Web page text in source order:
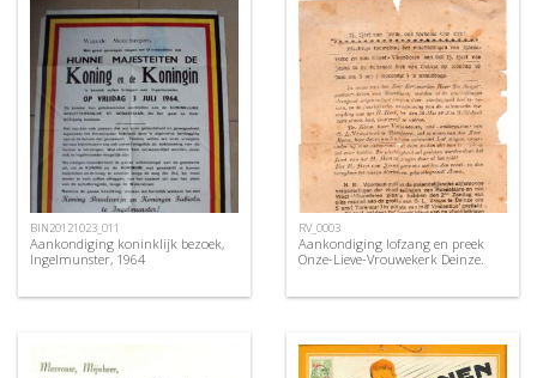
BIN20121023_011
Aankondiging koninklijk bezoek,
Ingelmunster, 1964
RV_0003
Aankondiging lofzang en preek
Onze-Lieve-Vrouwekerk Deinze.